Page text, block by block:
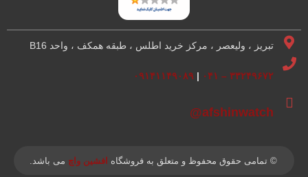
تبریز ، ولیعصر ، مرکز خرید اطلس ، طبقه همکف ، واحد B16
۳۳۲۴۹۶۷۲ – ۰۴۱ | ۰۹۱۴۱۱۴۹۰۸۹
afshinwatch@
© تمامی حقوق محفوظ و متعلق به فروشگاه افشین واچ می باشد.